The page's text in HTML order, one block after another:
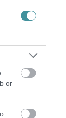
or
ügye